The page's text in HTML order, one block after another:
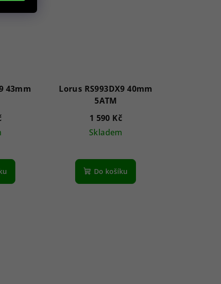
43mm
Lorus RS993DX9 40mm
5ATM
1 590 Kč
Skladem
Do košíku